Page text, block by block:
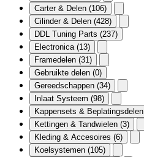
Carter & Delen (106)
Cilinder & Delen (428)
DDL Tuning Parts (237)
Electronica (13)
Framedelen (31)
Gebruikte delen (0)
Gereedschappen (34)
Inlaat Systeem (98)
Kappensets & Beplatingsdelen
Kettingen & Tandwielen (3)
Kleding & Accesoires (6)
Koelsystemen (105)